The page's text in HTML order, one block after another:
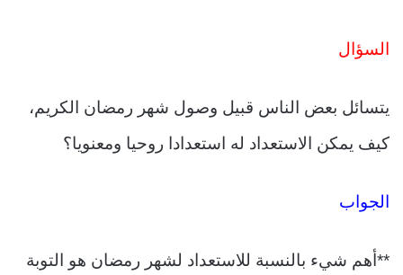
السؤال
يتسائل بعض الناس قبيل وصول شهر رمضان الكريم،
كيف يمكن الاستعداد له استعدادا روحيا ومعنويا؟
الجواب
**أهم شيء بالنسبة للاستعداد لشهر رمضان هو التوبة